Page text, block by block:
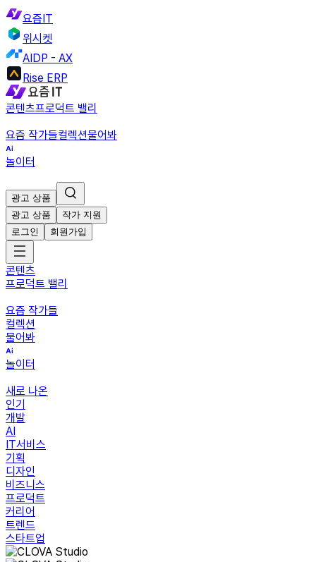
요즘IT
위시켓
AIDP - AX
Rise ERP
콘텐츠프로덕트 밸리
요즘 작가들컬렉션물어봐
놀이터
광고 상품
광고 상품
작가 지원
로그인
회원가입
콘텐츠
프로덕트 밸리
요즘 작가들
컬렉션
물어봐
놀이터
새로 나온
인기
개발
AI
IT서비스
기획
디자인
비즈니스
프로덕트
커리어
트렌드
스타트업